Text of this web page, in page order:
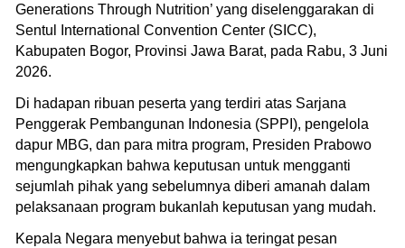
Generations Through Nutrition’ yang diselenggarakan di
Sentul International Convention Center (SICC),
Kabupaten Bogor, Provinsi Jawa Barat, pada Rabu, 3 Juni
2026.
Di hadapan ribuan peserta yang terdiri atas Sarjana
Penggerak Pembangunan Indonesia (SPPI), pengelola
dapur MBG, dan para mitra program, Presiden Prabowo
mengungkapkan bahwa keputusan untuk mengganti
sejumlah pihak yang sebelumnya diberi amanah dalam
pelaksanaan program bukanlah keputusan yang mudah.
Kepala Negara menyebut bahwa ia teringat pesan